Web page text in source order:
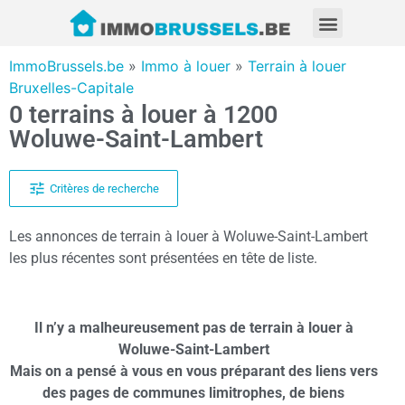
ImmoBrussels.be » Immo à louer » Terrain à louer
Bruxelles-Capitale
0 terrains à louer à 1200
Woluwe-Saint-Lambert
Critères de recherche
Les annonces de terrain à louer à Woluwe-Saint-Lambert
les plus récentes sont présentées en tête de liste.
Il n’y a malheureusement pas de terrain à louer à
Woluwe-Saint-Lambert
Mais on a pensé à vous en vous préparant des liens vers
des pages de communes limitrophes, de biens